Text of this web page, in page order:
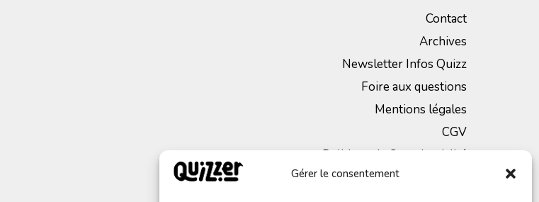
Gérer le consentement
Contact
Archives
Newsletter Infos Quizz
Foire aux questions
Mentions légales
CGV
Politique de Confidentialité